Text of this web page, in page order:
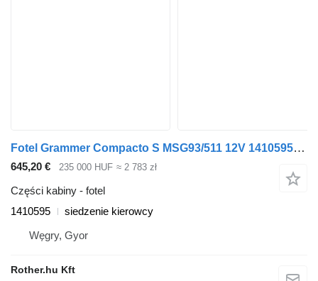
Fotel Grammer Compacto S MSG93/511 12V 1410595 do dostawczego
645,20 € 235 000 HUF ≈ 2 783 zł
Części kabiny - fotel
1410595
siedzenie kierowcy
Węgry, Gyor
Rother.hu Kft